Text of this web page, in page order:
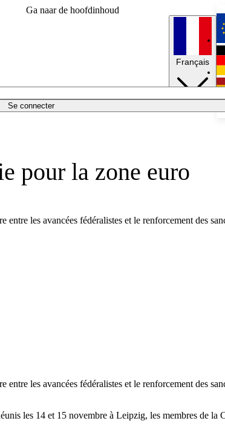
Ga naar de hoofdinhoud
Se connecter
Français
pour la zone euro
les avancées fédéralistes et le renforcement des
les avancées fédéralistes et le renforcement des
les 14 et 15 novembre à Leipzig, les membres de